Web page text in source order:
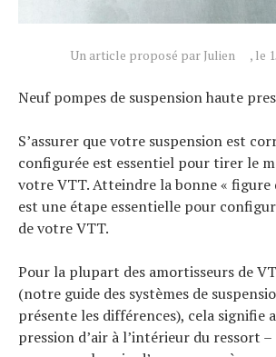
Un article proposé par Julien , le
Neuf pompes de suspension haute
S’assurer que votre suspension est
configurée est essentiel pour tirer le
votre VTT. Atteindre la bonne « figure
est une étape essentielle pour
de votre VTT.
Pour la plupart des amortisseurs de
(notre guide des systèmes de
présente les différences), cela signifie
pression d’air à l’intérieur du ressort